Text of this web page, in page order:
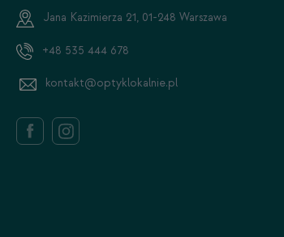
Jana Kazimierza 21, 01-248 Warszawa
+48 535 444 678
kontakt@optyklokalnie.pl